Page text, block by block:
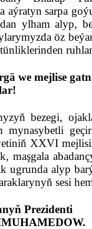
aýratyn sarpa
ylham alyp,
öz
we mejlise
bezegi,
mynasybetli
XXVI
maşgala
ugrunda alyp
sesi
Prezidenti